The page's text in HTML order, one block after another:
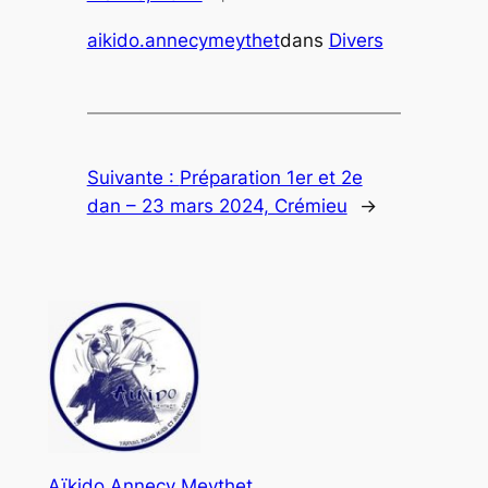
aikido.annecymeythetdans Divers
Suivante : Préparation 1er et 2e
dan – 23 mars 2024, Crémieu
→